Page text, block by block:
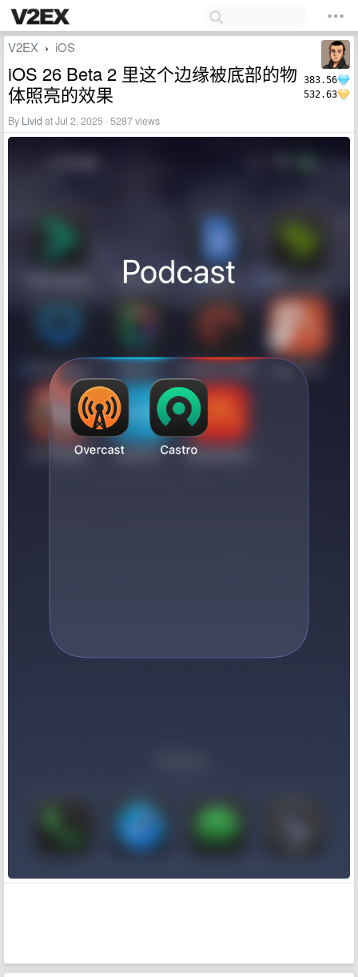
383.56
532.63
V2EX › iOS
iOS 26 Beta 2 里这个边缘被底部的物
体照亮的效果
By Livid at Jul 2, 2025 · 5287 views